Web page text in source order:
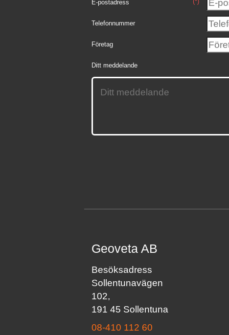
E-postadress
Telefonnummer
Företag
Ditt meddelande
Geoveta AB
Besöksadress
Sollentunavägen
102,
191 45 Sollentuna
08-410 112 60